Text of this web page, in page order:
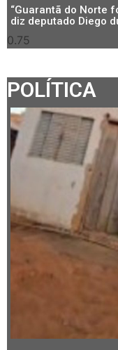
“Guarantã do Norte
diz deputado Diego
POLÍTICA